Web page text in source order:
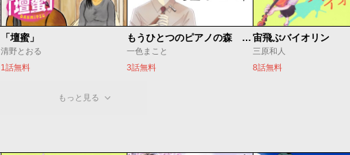
「壇蜜」
清野とおる
1話無料
もうひとつのピアノの森 整う音
一色まこと
3話無料
宙飛ぶバイオリン
三原和人
8話無料
もっと見る